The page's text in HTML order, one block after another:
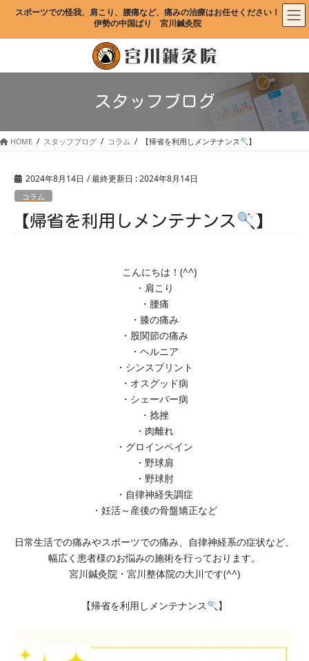
テ
ゲ
動
スポーツでの怪我、肩こり、腰痛など、痛みの治療はお任せください！
伊勢の中国ばり　宮川鍼灸院
スタッフブログ
HOME スタッフブログ コラム 【帰省を利用しメンテナンス 】
2024年8月14日 / 最終更新日 :2024年8月14日
コラム
【帰省を利用しメンテナンス 】
こんにちは！(^^)
・肩こり
・腰痛
・膝の痛み
・股関節の痛み
・ヘルニア
・シンスプリント
・オスグッド病
・シェーバー病
・捻挫
・肉離れ
・グロインペイン
・野球肩
・野球肘
・自律神経失調症
・妊活～産後の骨盤矯正など
日常生活での痛みやスポーツでの痛み、自律神経系の症状など、
幅広く患者様のお悩みの施術を行っております。
宮川鍼灸院・宮川整体院の大川です(^^)
【帰省を利用しメンテナンス 】